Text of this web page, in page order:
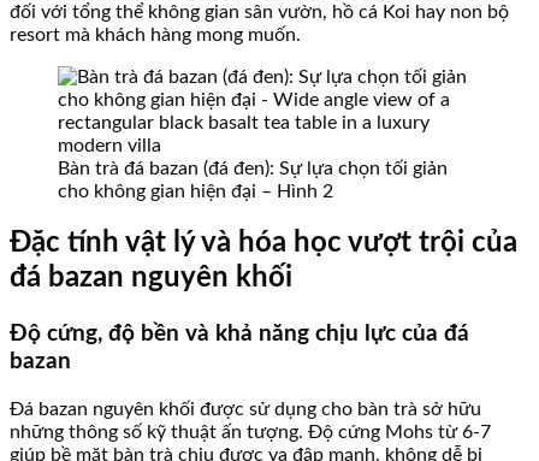
đối với tổng thể không gian sân vườn, hồ cá Koi hay non bộ
resort mà khách hàng mong muốn.
Bàn trà đá bazan (đá đen): Sự lựa chọn tối giản
cho không gian hiện đại – Hình 2
Đặc tính vật lý và hóa học vượt trội của
đá bazan nguyên khối
Độ cứng, độ bền và khả năng chịu lực của đá
bazan
Đá bazan nguyên khối được sử dụng cho bàn trà sở hữu
những thông số kỹ thuật ấn tượng. Độ cứng Mohs từ 6-7
giúp bề mặt bàn trà chịu được va đập mạnh, không dễ bị